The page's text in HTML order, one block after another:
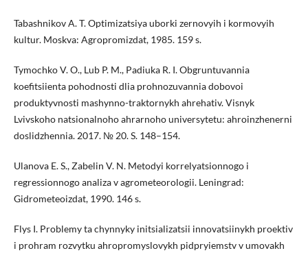
Tabashnikov A. T. Optimizatsiya uborki zernovyih i kormovyih
kultur. Moskva: Agropromizdat, 1985. 159 s.
Tymochko V. O., Lub P. M., Padiuka R. I. Obgruntuvannia
koefitsiienta pohodnosti dlia prohnozuvannia dobovoi
produktyvnosti mashynno-traktornykh ahrehativ. Visnyk
Lvivskoho natsionalnoho ahrarnoho universytetu: ahroinzhenerni
doslidzhennia. 2017. № 20. S. 148–154.
Ulanova E. S., Zabelin V. N. Metodyi korrelyatsionnogo i
regressionnogo analiza v agrometeorologii. Leningrad:
Gidrometeoizdat, 1990. 146 s.
Flys I. Problemy ta chynnyky initsializatsii innovatsiinykh proektiv
i prohram rozvytku ahropromyslovykh pidpryiemstv v umovakh